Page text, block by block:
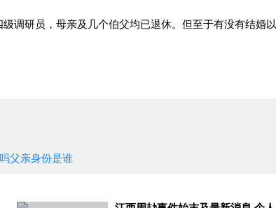
调研员，母亲及几个伯父均已退休。但至于有没有结婚以
父亲身份是谁